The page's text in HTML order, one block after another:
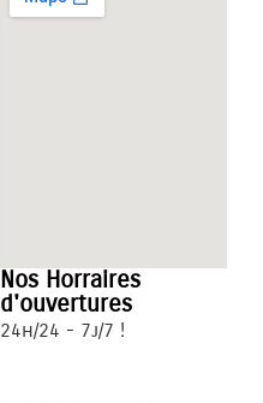
Nos Horraires
d'ouvertures
24h/24 - 7j/7 !